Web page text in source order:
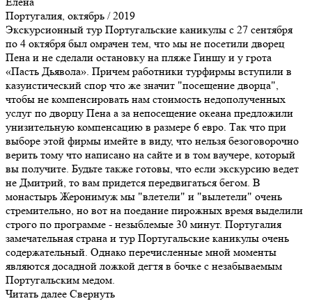
Португалия, октябрь / 2019
Экскурсионный тур Португальские каникулы с 27 сентября
по 4 октября был омрачен тем, что мы не посетили дворец
Пена и не сделали остановку на пляже Гиншу и у грота
«Пасть Дьявола». Причем работники турфирмы вступили в
казуистический спор что же значит "посещение дворца",
чтобы не компенсировать нам стоимость недополученных
услуг по дворцу Пена а за непосещение океана предложили
унизительную компенсацию в размере 6 евро. Так что при
выборе этой фирмы имейте в виду, что нельзя безоговорочно
верить тому что написано на сайте и в том ваучере, который
вы получите. Будьте также готовы, что если экскурсию ведет
не Дмитрий, то вам придется передвигаться бегом. В
монастырь Жеронимуж мы "влетели" и "вылетели" очень
стремительно, но вот на поедание пирожных время выделили
строго по программе - незыблемые 30 минут. Португалия
замечательная страна и тур Португальские каникулы очень
содержательный. Однако перечисленные мной моменты
являются досадной ложкой дегтя в бочке с незабываемым
Португальским медом.
Читать далее Свернуть